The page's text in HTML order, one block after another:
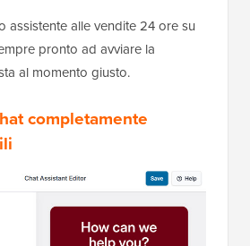
assistente alle vendite 24 ore su
pronto ad avviare la
al momento giusto.
completamente